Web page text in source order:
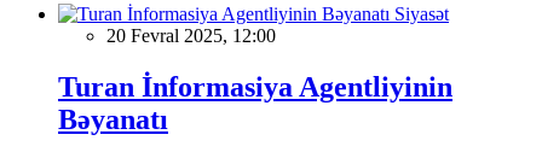
Siyasət
20 Fevral 2025, 12:00
Turan İnformasiya Agentliyinin
Bəyanatı